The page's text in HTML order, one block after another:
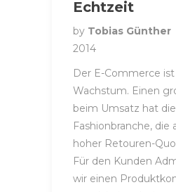
Echtzeit
by Tobias Günther
2014
Der E-Commerce
Wachstum. Einen
beim Umsatz hat die
Fashionbranche, die
hoher Retouren-
Für den Kunden
wir einen